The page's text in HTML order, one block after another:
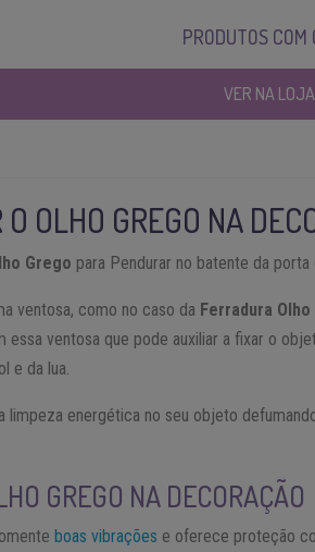
PRODUTOS COM
VER NA
OLHO GREGO NA
Grego para Pendurar no batente da porta
ventosa, como no caso da Ferradura
essa ventosa que pode auxiliar a fixar o
e da lua.
limpeza energética no seu objeto
GREGO NA DECORAÇÃO
boas vibrações e oferece proteção